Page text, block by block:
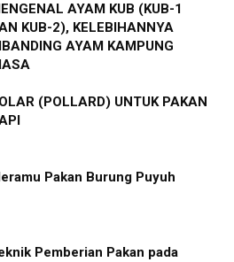
AYAM KUB (KUB-1
KUB-2), KELEBIHANNYA
AYAM KAMPUNG
(POLLARD) UNTUK PAKAN
Pakan Burung Puyuh
Pemberian Pakan pada